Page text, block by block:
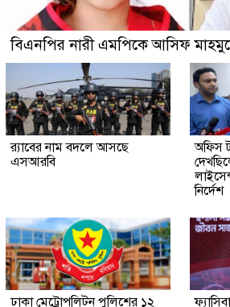
বিএনপির নারী এমপিকে আসিফ
র‍্যাবের নাম বদলে আসছে
এসআরবি
অফিস
নির্দেশ
ঢাকা মেট্রোপলিটন পুলিশের ১২